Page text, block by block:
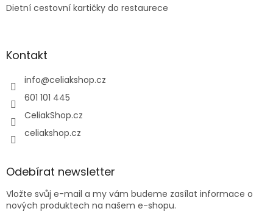
Dietní cestovní kartičky do restaurece
Kontakt
info@celiakshop.cz
601 101 445
CeliakShop.cz
celiakshop.cz
Odebírat newsletter
Vložte svůj e-mail a my vám budeme zasílat informace o
nových produktech na našem e-shopu.